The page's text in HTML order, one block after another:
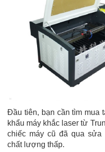
Đầu tiên, bạn cần tìm mua
khẩu máy khắc laser từ
chiếc máy cũ đã qua
chất lượng thấp.